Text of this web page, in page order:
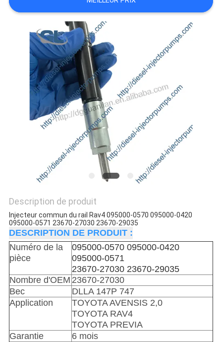
QUALITÉ
DEMANDEZ
DEVIS
POLITIQUE
CONFIDENTIALITÉ
Description de produit
Injecteur commun du rail Rav4 095000-0570 095000-0420
095000-0571 23670-27030 23670-29035
DESCRIPTION DE PRODUIT :
Numéro de la
pièce
095000-0570 095000-0420
095000-0571
23670-27030 23670-29035
Nombre d'OEM 23670-27030
Bec
DLLA 147P 747
Application
TOYOTA AVENSIS 2,0
TOYOTA RAV4
TOYOTA PREVIA
Garantie
6 mois